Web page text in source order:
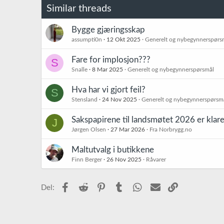
Similar threads
Bygge gjæringsskap
assumpti0n 12 Okt 2025 Generelt og
S Fare for implosjon???
Snalle 8 Mar 2025 Generelt og nybegynnerspørsmål
S Hva har vi gjort feil?
Stensland 24 Nov 2025 Generelt og
J Sakspapirene til landsmøtet 2026 er
Jørgen Olsen 27 Mar 2026 Fra Norbrygg.no
Maltutvalg i butikkene
Finn Berger 26 Nov 2025 Råvarer
Del: Facebook
Reddit PinterestTumblr WhatsApp
E-post